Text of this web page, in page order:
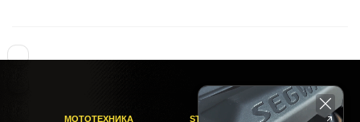
МОТОТЕХНИКА STELS-PITER СОФИЙСКАЯ